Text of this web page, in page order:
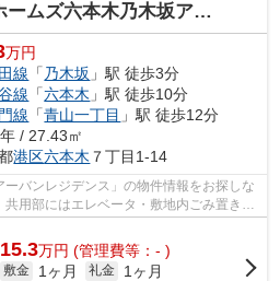
六本木乃木坂アーバンレジデンス
万円
線 「 乃木坂 」駅 徒歩3分
線 「六本木 」駅 徒歩10分
線 「青山一丁目 」駅 徒歩12分
/ 27.43㎡
港区六本木 ７丁目1-14
ーバンレジデンス」の物件情報をお探しな
用部にはエレベータ・敷地内ごみ置き場
い...
15.3万円 (管理費等：- )
敷金 1ヶ月 礼金
1ヶ月